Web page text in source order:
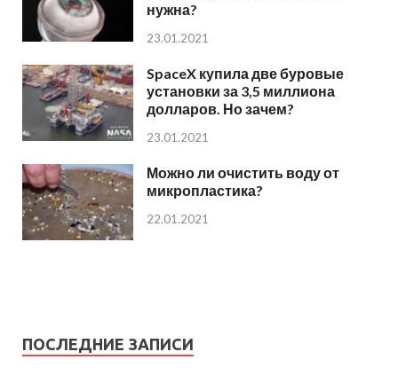
нужна?
23.01.2021
SpaceX купила две буровые
установки за 3,5 миллиона
долларов. Но зачем?
23.01.2021
Можно ли очистить воду от
микропластика?
22.01.2021
ПОСЛЕДНИЕ ЗАПИСИ